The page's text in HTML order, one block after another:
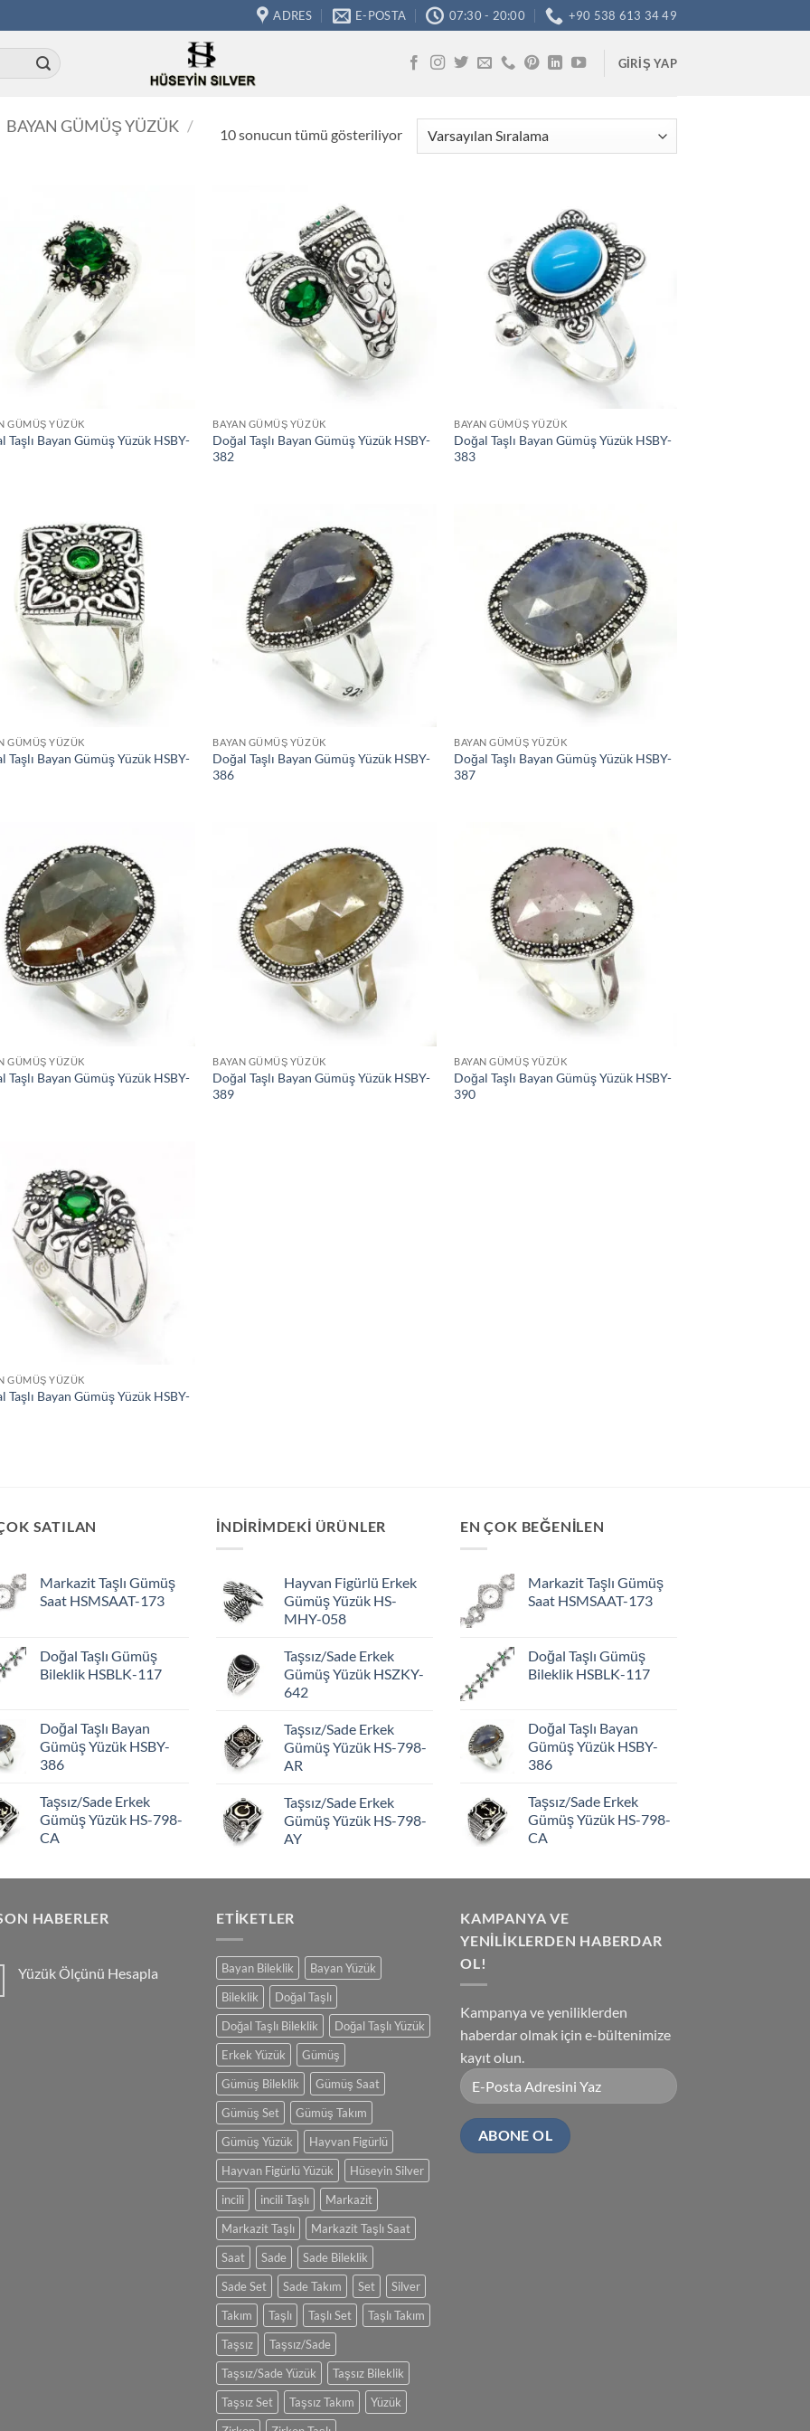
ADRES E-POSTA 07:30 - 20:00 +90 538 613 34 49
GIRIŞ YAP
BAYAN GÜMÜŞ YÜZÜK /
10 sonucun tümü gösteriliyor
GÜMÜŞ YÜZÜK
Taşlı Bayan Gümüş Yüzük HSBY-
BAYAN GÜMÜŞ YÜZÜK
Doğal Taşlı Bayan Gümüş Yüzük HSBY-
382
Listeme
Ekle
BAYAN GÜMÜŞ YÜZÜK
Doğal Taşlı Bayan Gümüş Yüzük HSBY-
383
GÜMÜŞ YÜZÜK
Taşlı Bayan Gümüş Yüzük HSBY-
Listeme
BAYAN GÜMÜŞ YÜZÜK
Doğal Taşlı Bayan Gümüş Yüzük HSBY-
386
Listeme
Ekle
BAYAN GÜMÜŞ YÜZÜK
Doğal Taşlı Bayan Gümüş Yüzük HSBY-
387
Listeme
Ekle
GÜMÜŞ YÜZÜK
Taşlı Bayan Gümüş Yüzük HSBY-
İstek
Listeme
Ekle
BAYAN GÜMÜŞ YÜZÜK
Doğal Taşlı Bayan Gümüş Yüzük HSBY-
389
BAYAN GÜMÜŞ YÜZÜK
Doğal Taşlı Bayan Gümüş Yüzük HSBY-
390
GÜMÜŞ YÜZÜK
Taşlı Bayan Gümüş Yüzük HSBY-
SATILAN
Markazit Taşlı Gümüş
Saat HSMSAAT-173
Doğal Taşlı Gümüş
Bileklik HSBLK-117
Doğal Taşlı Bayan
Gümüş Yüzük HSBY-
386
Taşsız/Sade Erkek
Gümüş Yüzük HS-798-
CA
INDIRIMDEKI ÜRÜNLER
Hayvan Figürlü Erkek
Gümüş Yüzük HS-
MHY-058
Taşsız/Sade Erkek
Gümüş Yüzük HSZKY-
642
Taşsız/Sade Erkek
Gümüş Yüzük HS-798-
AR
Taşsız/Sade Erkek
Gümüş Yüzük HS-798-
AY
EN ÇOK BEĞENİLEN
Markazit Taşlı Gümüş
Saat HSMSAAT-173
Doğal Taşlı Gümüş
Bileklik HSBLK-117
Doğal Taşlı Bayan
Gümüş Yüzük HSBY-
386
Taşsız/Sade Erkek
Gümüş Yüzük HS-798-
CA
HABERLER
Yüzük Ölçünü Hesapla
ETIKETLER
Bayan Bileklik
Bayan Yüzük
Bileklik
Doğal Taşlı
Doğal Taşlı Bileklik
Doğal Taşlı Yüzük
Erkek Yüzük
Gümüş
Gümüş Bileklik
Gümüş Saat
Gümüş Set
Gümüş Takım
Gümüş Yüzük
Hayvan Figürlü
Hayvan Figürlü Yüzük
Hüseyin Silver
incili
incili Taşlı
Markazit
Markazit Taşlı
Markazit Taşlı Saat
Saat
Sade
Sade Bileklik
Sade Set
Sade Takım Set
Silver
Takım
Taşlı Taşlı Set
Taşlı Takım
Taşsız
Taşsız/Sade
Taşsız/Sade Yüzük
Taşsız Bileklik
Taşsız Set
Taşsız Takım
Yüzük
KAMPANYA VE
YENİLİKLERDEN HABERDAR
OL!
Kampanya ve yeniliklerden
haberdar olmak için e-bültenimize
kayıt olun.